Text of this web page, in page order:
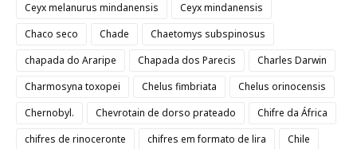
Ceyx melanurus mindanensis
Ceyx mindanensis
Chaco seco
Chade
Chaetomys subspinosus
chapada do Araripe
Chapada dos Parecis
Charles Darwin
Charmosyna toxopei
Chelus fimbriata
Chelus orinocensis
Chernobyl.
Chevrotain de dorso prateado
Chifre da África
chifres de rinoceronte
chifres em formato de lira
Chile